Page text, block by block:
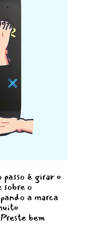
é girar o
o
a marca
bem